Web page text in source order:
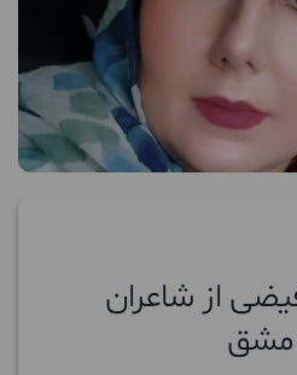
از شاعران
مشق